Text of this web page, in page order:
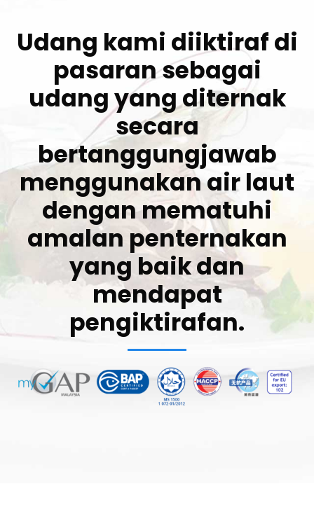
Udang kami diiktiraf di
pasaran sebagai
udang yang diternak
secara
bertanggungjawab
menggunakan air laut
dengan mematuhi
amalan penternakan
yang baik dan
mendapat
pengiktirafan.